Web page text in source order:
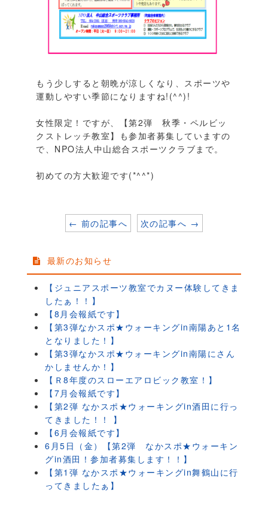
もう少しすると朝晩が涼しくなり、スポーツや
運動しやすい季節になりますね!(^^)!
女性限定！ですが、【第2弾 秋季・ペルビッ
クストレッチ教室】も参加者募集していますの
で、NPO法人中山総合スポーツクラブまで。
初めての方大歓迎です(*^^*)
← 前の記事へ 次の記事へ →
最新のお知らせ
【ジュニアスポーツ教室でカヌー体験してきま
したぁ！！】
【8月会報紙です】
【第3弾なかスポ★ウォーキングin南陽あと1名
となりました！】
【第3弾なかスポ★ウォーキングin南陽にさん
かしませんか！】
【Ｒ8年度のスローエアロビック教室！】
【7月会報紙です】
【第2弾 なかスポ★ウォーキングin酒田に行っ
てきました！！ 】
【6月会報紙です】
6月5日（金）【第2弾 なかスポ★ウォーキン
グin酒田！参加者募集します！！】
【第1弾 なかスポ★ウォーキングin舞鶴山に行
ってきましたぁ】